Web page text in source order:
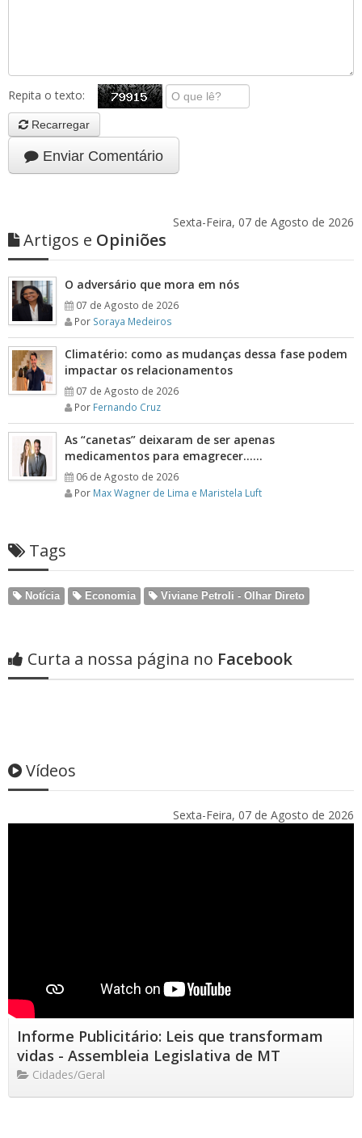
Repita o texto:
Recarregar
Enviar Comentário
Sexta-Feira, 07 de Agosto de 2026
Artigos e Opiniões
O adversário que mora em nós
07 de Agosto de 2026
Por Soraya Medeiros
Climatério: como as mudanças dessa fase podem
impactar os relacionamentos
07 de Agosto de 2026
Por Fernando Cruz
As “canetas” deixaram de ser apenas
medicamentos para emagrecer……
06 de Agosto de 2026
Por Max Wagner de Lima e Maristela Luft
Tags
Notícia Economia Viviane Petroli - Olhar Direto
Curta a nossa página no Facebook
Vídeos
Sexta-Feira, 07 de Agosto de 2026
Informe Publicitário: Leis que transformam
vidas - Assembleia Legislativa de MT
Cidades/Geral